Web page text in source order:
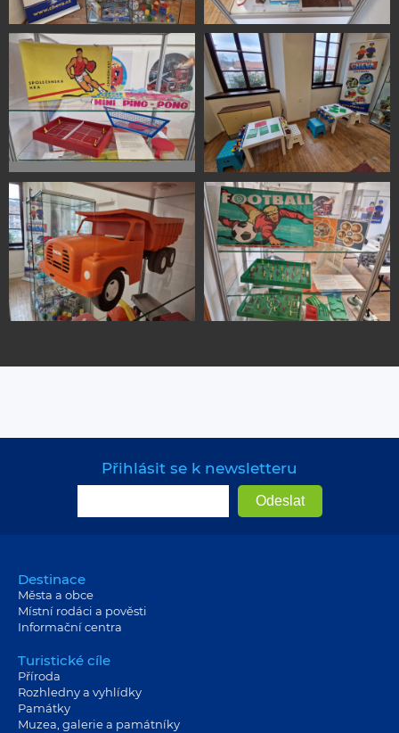
Přihlásit se k newsletteru
Destinace
Města a obce
Místní rodáci a pověsti
Informační centra
Turistické cíle
Příroda
Rozhledny a vyhlídky
Památky
Muzea, galerie a památníky